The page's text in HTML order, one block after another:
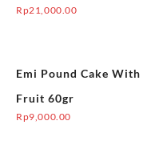
Rp21,000.00
Emi Pound Cake With
Fruit 60gr
Rp9,000.00